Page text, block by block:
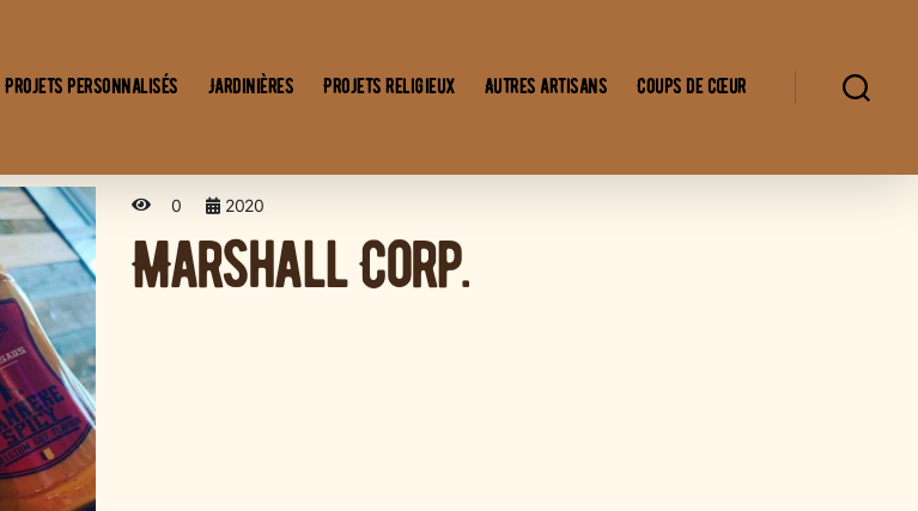
Projets personnalisés Jardinières Projets religieux Autres artisans Coups de cœur
0 2020
Marshall Corp.